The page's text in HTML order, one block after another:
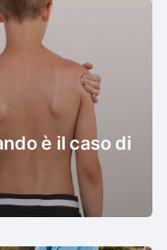
è il caso di